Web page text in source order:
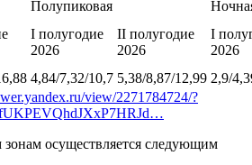
Полупиковая
I полугодие
2026
II полугодие
2026
I
2026
4,84/7,32/10,7 5,38/8,87/12,99 2,9/
view/2271784724/?
осуществляется следующим